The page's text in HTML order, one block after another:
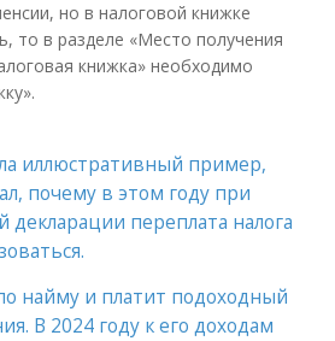
но в налоговой книжке
то в разделе «Место получения
книжка» необходимо
иллюстративный пример,
почему в этом году при
декларации переплата налога
найму и платит подоходный
В 2024 году к его доходам